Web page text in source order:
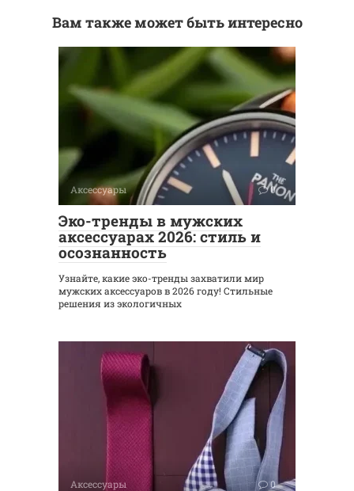
Вам также может быть интересно
Аксессуары 0
Эко-тренды в мужских
аксессуарах 2026: стиль и
осознанность
Узнайте, какие эко-тренды захватили мир
мужских аксессуаров в 2026 году! Стильные
решения из экологичных
Аксессуары 0